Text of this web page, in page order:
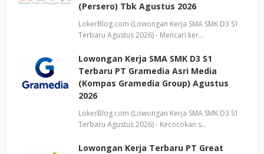
(Persero) Tbk Agustus 2026
LokerBlog.com (Lowongan Kerja SMA SMK D3 S1
Terbaru Agustus 2026) - Mencari ker…
Lowongan Kerja SMA SMK D3 S1
Terbaru PT Gramedia Asri Media
(Kompas Gramedia Group) Agustus
2026
LokerBlog.com (Lowongan Kerja SMA SMK D3 S1
Terbaru Agustus 2026) - Kecocokan s…
Lowongan Kerja Terbaru PT Great